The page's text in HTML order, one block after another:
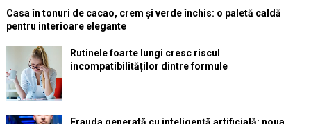
Casa în tonuri de cacao, crem și verde închis: o paletă caldă
pentru interioare elegante
Rutinele foarte lungi cresc riscul
incompatibilităților dintre formule